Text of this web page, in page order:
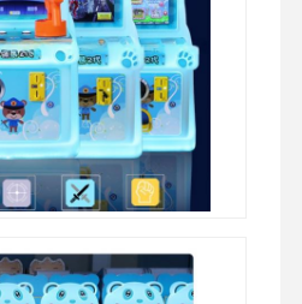
Videos Over Ons